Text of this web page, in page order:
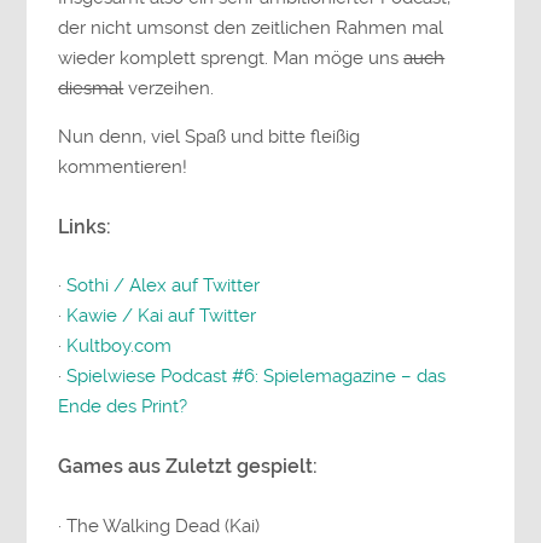
der nicht umsonst den zeitlichen Rahmen mal
wieder komplett sprengt. Man möge unsauch
diesmalverzeihen.
Nun denn, viel Spaß und bitte fleißig
kommentieren!
Links:
·Sothi / Alex auf Twitter
· Kawie / Kai auf Twitter
· Kultboy.com
·Spielwiese Podcast #6: Spielemagazine – das
Ende des Print?
Games aus Zuletzt gespielt:
· The Walking Dead (Kai)